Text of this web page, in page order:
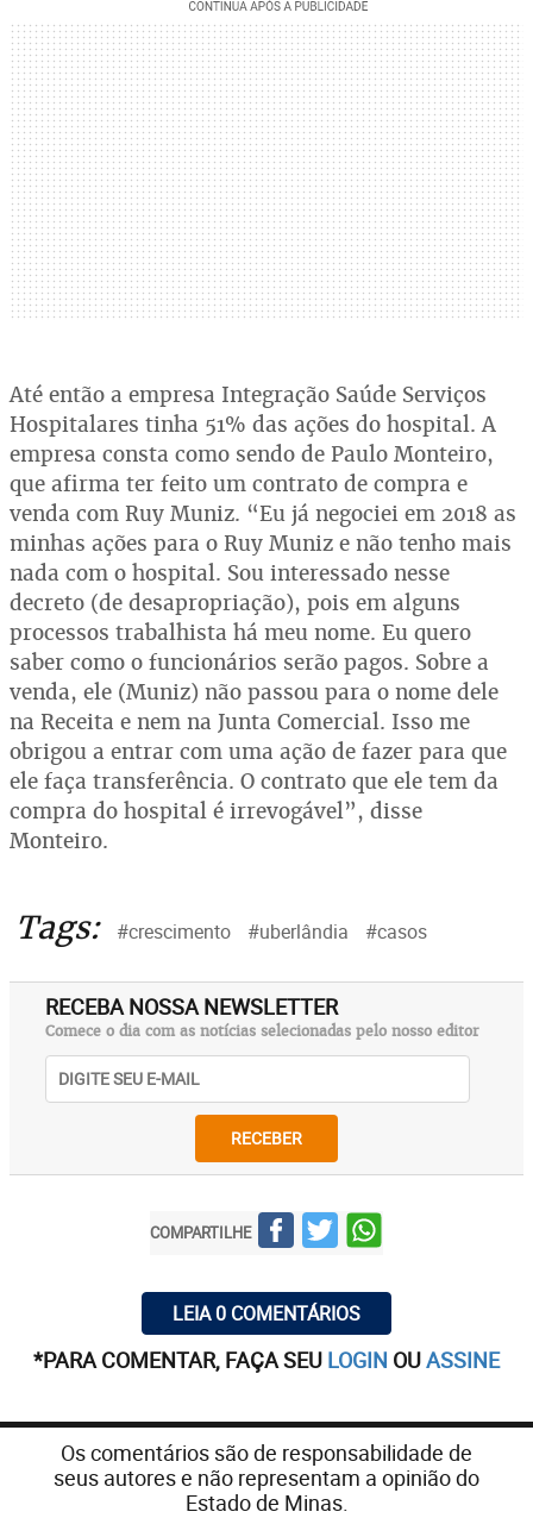
Até então a empresa Integração Saúde Serviços
Hospitalares tinha 51% das ações do hospital. A
empresa consta como sendo de Paulo Monteiro,
que afirma ter feito um contrato de compra e
venda com Ruy Muniz. “Eu já negociei em 2018 as
minhas ações para o Ruy Muniz e não tenho mais
nada com o hospital. Sou interessado nesse
decreto (de desapropriação), pois em alguns
processos trabalhista há meu nome. Eu quero
saber como o funcionários serão pagos. Sobre a
venda, ele (Muniz) não passou para o nome dele
na Receita e nem na Junta Comercial. Isso me
obrigou a entrar com uma ação de fazer para que
ele faça transferência. O contrato que ele tem da
compra do hospital é irrevogável”, disse
Monteiro.
Tags: #crescimento #uberlândia #casos
RECEBA NOSSA NEWSLETTER
Comece o dia com as notícias selecionadas pelo nosso editor
RECEBER
COMPARTILHE
LEIA 0 COMENTÁRIOS
*PARA COMENTAR, FAÇA SEU LOGIN OUASSINE
Os comentários são de responsabilidade de
seus autores e não representam a opinião do
Estado de Minas.